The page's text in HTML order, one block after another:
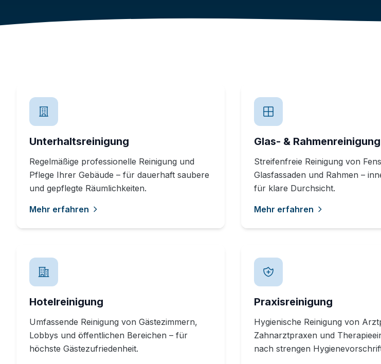
Unterhaltsreinigung
Regelmäßige professionelle Reinigung und
Pflege Ihrer Gebäude – für dauerhaft saubere
und gepflegte Räumlichkeiten.
Mehr erfahren
Glas- & Rahmenreinigung
Streifenfreie Reinigung von
Glasfassaden und Rahmen –
für klare Durchsicht.
Mehr erfahren
Hotelreinigung
Umfassende Reinigung von Gästezimmern,
Lobbys und öffentlichen Bereichen – für
höchste Gästezufriedenheit.
Praxisreinigung
Hygienische Reinigung von
Zahnarztpraxen und
nach strengen